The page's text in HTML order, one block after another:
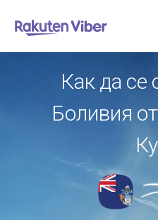
Как да се
Боливия